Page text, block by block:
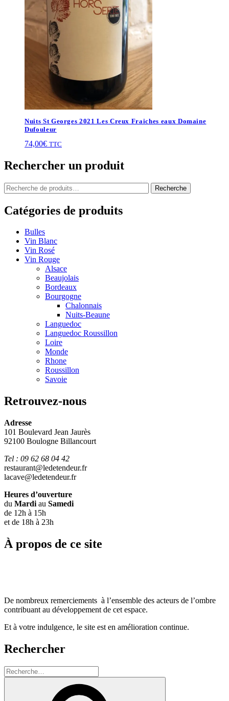
Nuits St Georges 2021 Les Creux Fraiches eaux Domaine
Dufouleur
74,00€ TTC
Rechercher un produit
Recherche
pour :
Recherche
Catégories de produits
Bulles
Vin Blanc
Vin Rosé
Vin Rouge
Alsace
Beaujolais
Bordeaux
Bourgogne
Chalonnais
Nuits-Beaune
Languedoc
Languedoc Roussillon
Loire
Monde
Rhone
Roussillon
Savoie
Retrouvez-nous
Adresse
101 Boulevard Jean Jaurès
92100 Boulogne Billancourt
Tel : 09 62 68 04 42
restaurant@ledetendeur.fr
lacave@ledetendeur.fr
Heures d’ouverture
du Mardi au Samedi
de 12h à 15h
et de 18h à 23h
À propos de ce site
De nombreux remerciements à l’ensemble des acteurs de l’ombre
contribuant au développement de cet espace.
Et à votre indulgence, le site est en amélioration continue.
Rechercher
Recherche
pour